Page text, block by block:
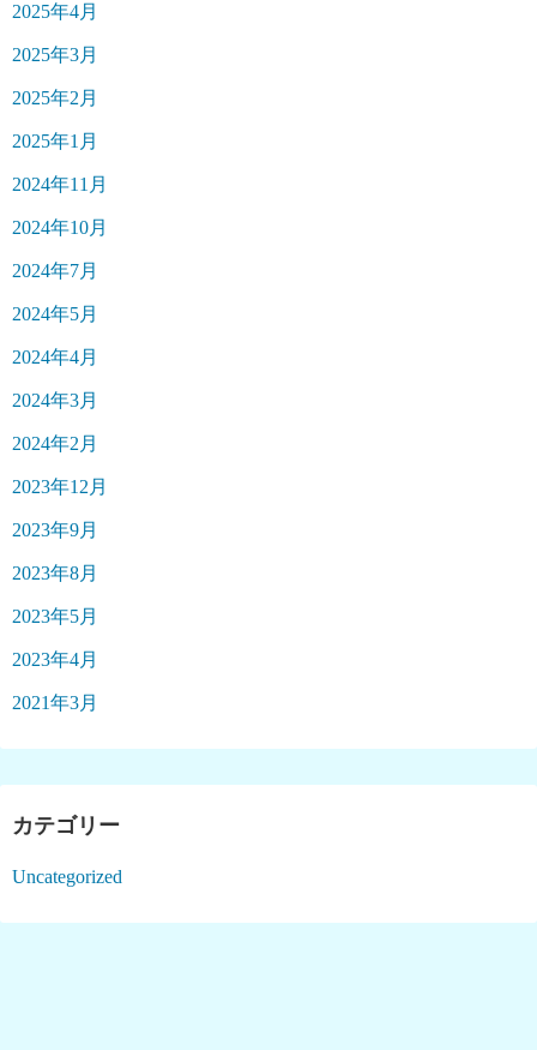
2025年4月
2025年3月
2025年2月
2025年1月
2024年11月
2024年10月
2024年7月
2024年5月
2024年4月
2024年3月
2024年2月
2023年12月
2023年9月
2023年8月
2023年5月
2023年4月
2021年3月
カテゴリー
Uncategorized